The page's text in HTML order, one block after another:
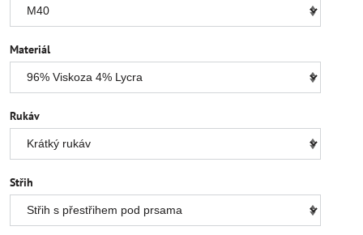
Materiál
Rukáv
Střih